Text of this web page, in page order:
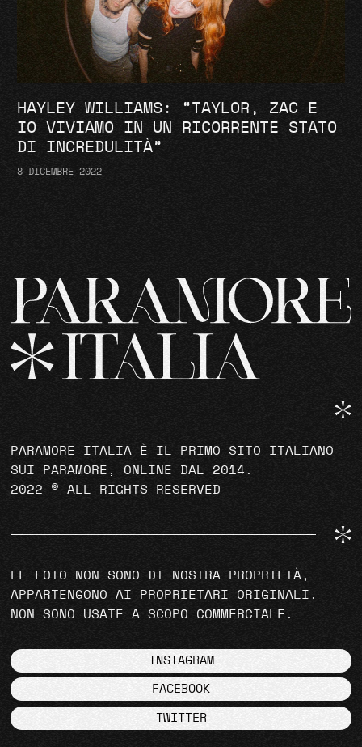
HAYLEY WILLIAMS: “TAYLOR, ZAC E
IO VIVIAMO IN UN RICORRENTE STATO
DI INCREDULITÀ”
8 DICEMBRE 2022
PARAMORE ITALIA È IL PRIMO SITO ITALIANO
SUI PARAMORE, ONLINE DAL 2014.
2022 © ALL RIGHTS RESERVED
LE FOTO NON SONO DI NOSTRA PROPRIETÀ,
APPARTENGONO AI PROPRIETARI ORIGINALI.
NON SONO USATE A SCOPO COMMERCIALE.
INSTAGRAM
FACEBOOK
TWITTER